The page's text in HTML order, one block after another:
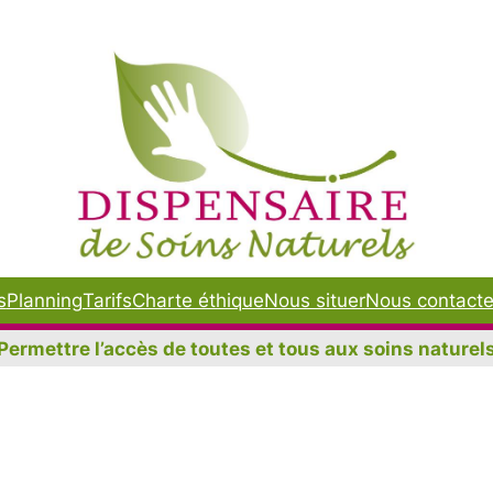
PlanningTarifsCharte éthiqueNous situerNous
l’accès de toutes et tous aux soins